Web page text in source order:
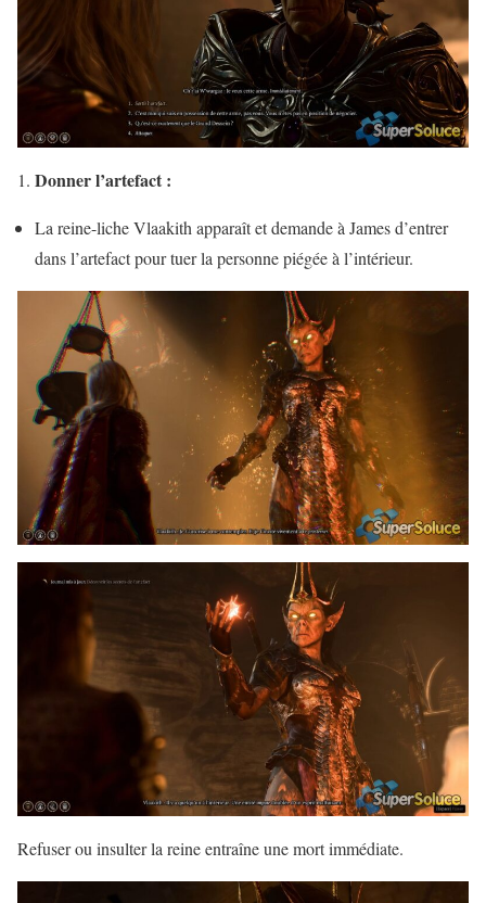
Donner l’artefact :
La reine-liche Vlaakith apparaît et demande à James d’entrer
dans l’artefact pour tuer la personne piégée à l’intérieur.
Refuser ou insulter la reine entraîne une mort immédiate.